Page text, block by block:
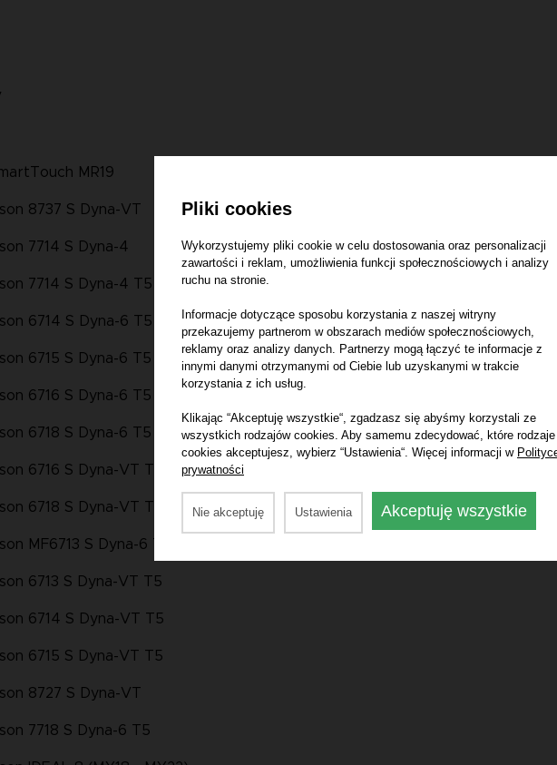
MR19
8737 S Dyna-VT
7714 S Dyna-4
7714 S Dyna-4 T5
6714 S Dyna-6 T5
6715 S Dyna-6 T5
6716 S Dyna-6 T5
6718 S Dyna-6 T5
6716 S Dyna-VT T5
6718 S Dyna-VT T5
MF6713 S Dyna-6 T5
6713 S Dyna-VT T5
6714 S Dyna-VT T5
6715 S Dyna-VT T5
8727 S Dyna-VT
7718 S Dyna-6 T5
Pliki cookies
Wykorzystujemy pliki cookie w celu dostosowania oraz personalizacji
zawartości i reklam, umożliwienia funkcji społecznościowych i analizy
ruchu na stronie.
Informacje dotyczące sposobu korzystania z naszej witryny
przekazujemy partnerom w obszarach mediów społecznościowych,
reklamy oraz analizy danych. Partnerzy mogą łączyć te informacje z
innymi danymi otrzymanymi od Ciebie lub uzyskanymi w trakcie
korzystania z ich usług.
Klikając “Akceptuję wszystkie“, zgadzasz się abyśmy korzystali ze
wszystkich rodzajów cookies. Aby samemu zdecydować, które rodzaje
cookies akceptujesz, wybierz “Ustawienia“. Więcej informacji w
prywatności
Nie akceptuję Ustawienia Akceptuję wszystkie